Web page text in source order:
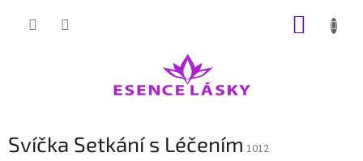
Svíčka Setkání s Léčením 1012